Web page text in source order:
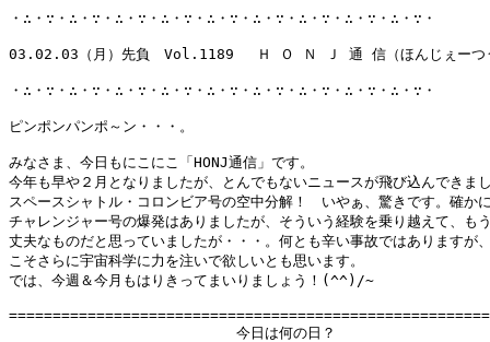
・∴・∵・∴・∵・∴・∵・∴・∵・∴・∵・∴・∵・∴・∵・∴・∵・∴・∵・
03.02.03（月）先負　Vol.1189 　Ｈ Ｏ Ｎ Ｊ 通 信（ほんじぇーつ
・∴・∵・∴・∵・∴・∵・∴・∵・∴・∵・∴・∵・∴・∵・∴・∵・∴・∵・
ピンポンパンポ～ン・・・。
みなさま、今日もにこにこ「HONJ通信」です。
今年も早や２月となりましたが、とんでもないニュースが飛び込んできま
スペースシャトル・コロンビア号の空中分解！　いやぁ、驚きです。確か
チャレンジャー号の爆発はありましたが、そういう経験を乗り越えて、も
丈夫なものだと思っていましたが・・・。何とも辛い事故ではありますが
こそさらに宇宙科学に力を注いで欲しいとも思います。
では、今週＆今月もはりきってまいりましょう！(^^)/~
今日は何の日？